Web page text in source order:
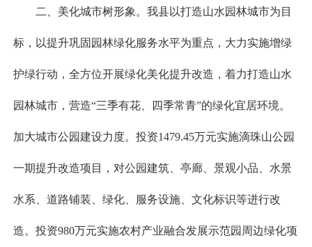
二、美化城市树形象。我县以打造山水园林城市为目
标，以提升巩固园林绿化服务水平为重点，大力实施增绿
护绿行动，全方位开展绿化美化提升改造，着力打造山水
园林城市，营造“三季有花、四季常青”的绿化宜居环境。
加大城市公园建设力度。投资1479.45万元实施滴珠山公园
一期提升改造项目，对公园建筑、亭廊、景观小品、水景
水系、道路铺装、绿化、服务设施、文化标识等进行改
造。投资980万元实施农村产业融合发展示范园周边绿化项